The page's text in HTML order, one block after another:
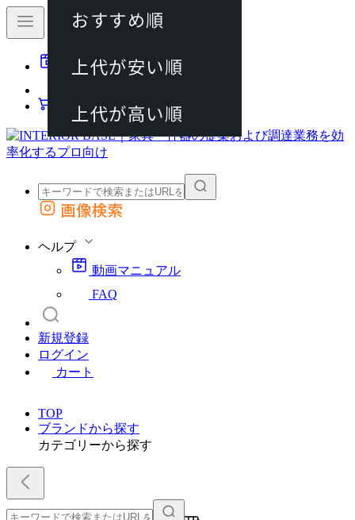
動画マニュアル
カート
外部サイトの商品をカートに追加
画像検索
ヘルプ
動画マニュアル
FAQ
新規登録
ログイン
カート
TOP
ブランドから探す
カテゴリーから探す
おすすめ順
上代が安い順
上代が高い順